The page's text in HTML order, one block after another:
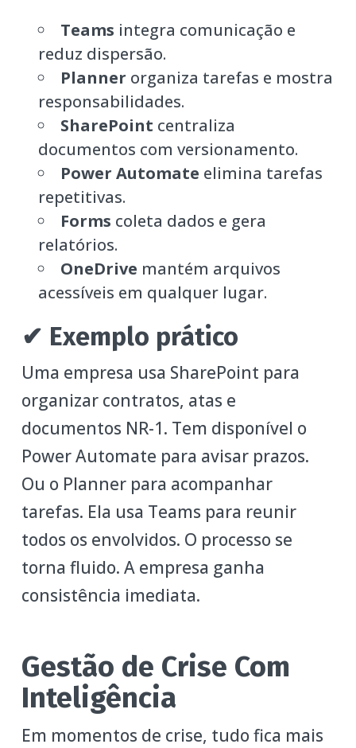
Teams integra comunicação e
reduz dispersão.
Planner organiza tarefas e mostra
responsabilidades.
SharePoint centraliza
documentos com versionamento.
Power Automate elimina tarefas
repetitivas.
Forms coleta dados e gera
relatórios.
OneDrive mantém arquivos
acessíveis em qualquer lugar.
✔ Exemplo prático
Uma empresa usa SharePoint para
organizar contratos, atas e
documentos NR-1. Tem disponível o
Power Automate para avisar prazos.
Ou o Planner para acompanhar
tarefas. Ela usa Teams para reunir
todos os envolvidos. O processo se
torna fluido. A empresa ganha
consistência imediata.
Gestão de Crise Com
Inteligência
Em momentos de crise, tudo fica mais